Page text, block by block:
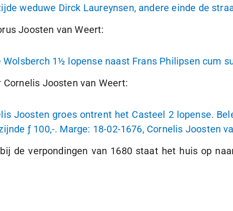
weduwe Dirck Laureynsen, andere einde de
Joosten van Weert:
1½ lopense naast Frans Philipsen cum
Joosten van Weert:
Joosten groes ontrent het Casteel 2 lopense.
ƒ 100,-. Marge: 18-02-1676, Cornelis Joosten
de verpondingen van 1680 staat het huis op